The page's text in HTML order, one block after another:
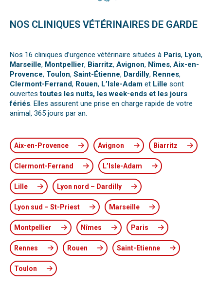
NOS CLINIQUES VÉTÉRINAIRES DE GARDE
Nos 16 cliniques d’urgence vétérinaire situées à Paris, Lyon,
Marseille, Montpellier, Biarritz, Avignon, Nîmes, Aix-en-
Provence, Toulon, Saint-Étienne, Dardilly, Rennes,
Clermont-Ferrand, Rouen, L’Isle-Adam et Lille sont
ouvertestoutes les nuits, les week-ends et les jours
fériés. Elles assurent une prise en charge rapide de votre
animal, 365 jours par an.
Aix-en-Provence Avignon Biarritz
Clermont-Ferrand L’Isle-Adam
Lille Lyon nord – Dardilly
Lyon sud – St-Priest Marseille
Montpellier Nîmes Paris
Rennes Rouen Saint-Etienne
Toulon